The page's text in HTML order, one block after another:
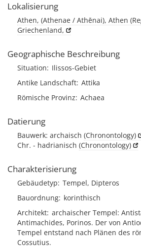
Lokalisierung
Athen, (Athenae / Athēnai), Athen
Griechenland,
Geographische Beschreibung
Situation
Ilissos-Gebiet
Antike Landschaft Attika
Römische Provinz Achaea
Datierung
Bauwerk: archaisch (Chronontology)
Chr. - hadrianisch (Chronontology)
Charakterisierung
Gebäudetyp Tempel, Dipteros
Bauordnung korinthisch
Architekt archaischer Tempel:
Antimachides, Porinos. Der von
Tempel entstand nach Plänen des
Cossutius.